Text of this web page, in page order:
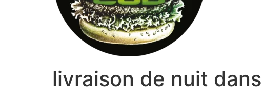
livraison de nuit